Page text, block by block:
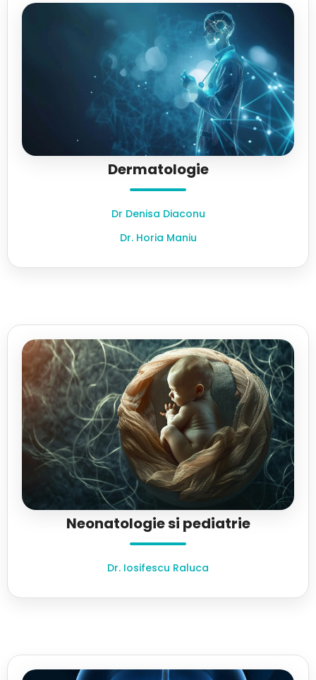
Dermatologie
Dr Denisa Diaconu
Dr. Horia Maniu
Neonatologie si pediatrie
Dr. Iosifescu Raluca